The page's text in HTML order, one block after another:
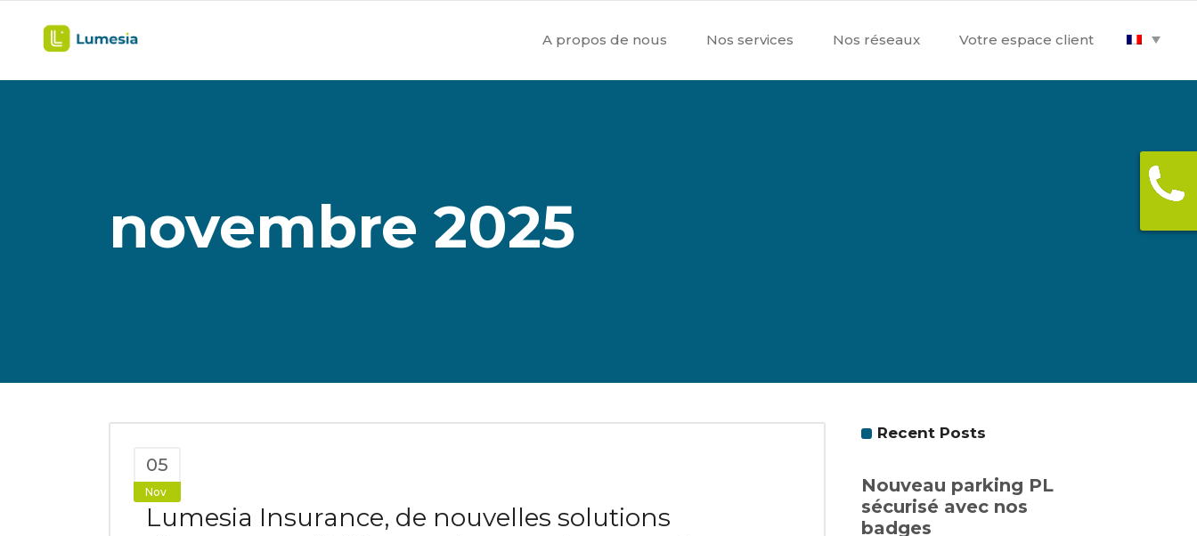
A propos de nous Nos services Nos réseaux Votre espace client
novembre 2025
05
Nov
Lumesia Insurance, de nouvelles solutions
Recent Posts
Nouveau parking PL
sécurisé avec nos
badges